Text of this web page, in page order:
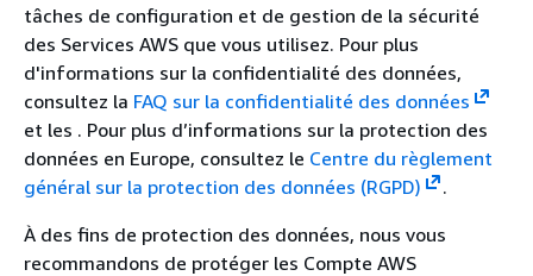
tâches de configuration et de gestion de la sécurité
des Services AWS que vous utilisez. Pour plus
d'informations sur la confidentialité des données,
consultez la FAQ sur la confidentialité des données
et les . Pour plus d’informations sur la protection des
données en Europe, consultez le Centre du règlement
général sur la protection des données (RGPD)
.
À des fins de protection des données, nous vous
recommandons de protéger les Compte AWS